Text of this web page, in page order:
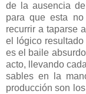
de la ausencia
para que esta
recurrir a taparse
el lógico resultado
es el baile
acto, llevando
sables en la
producción son